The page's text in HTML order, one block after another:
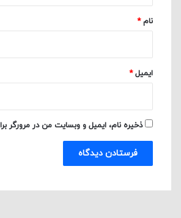
نام*
ایمیل*
ذخیره نام، ایمیل و وبسایت من در مرورگر